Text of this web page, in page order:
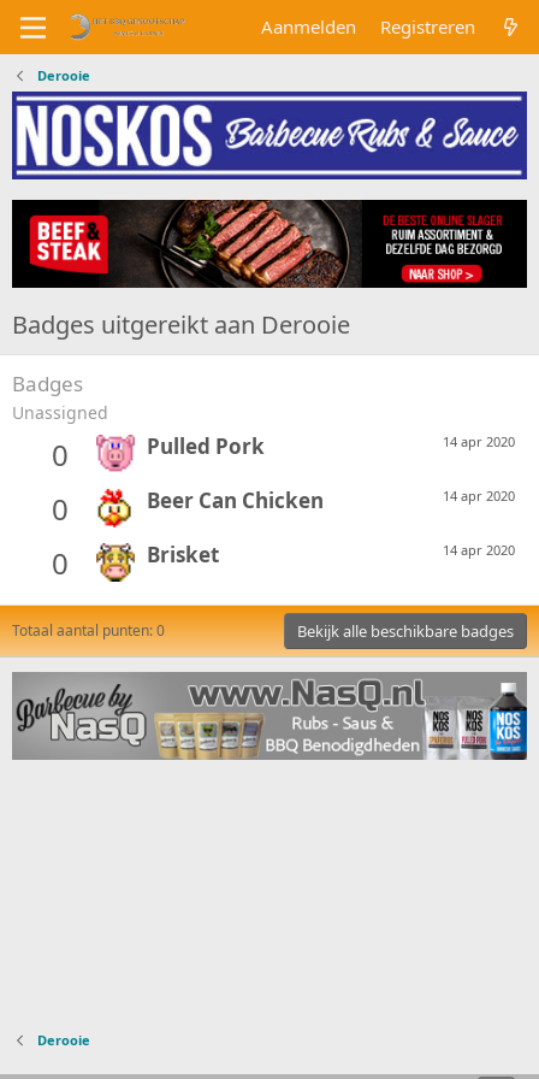
Aanmelden Registreren
Derooie
Badges uitgereikt aan Derooie
Badges
Unassigned
0 14 apr 2020
Pulled Pork
0 14 apr 2020
Beer Can Chicken
0 14 apr 2020
Brisket
Totaal aantal punten: 0 Bekijk alle beschikbare badges
Derooie